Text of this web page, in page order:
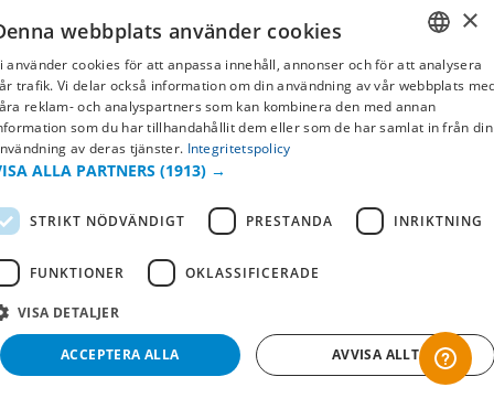
SWEDISH
FI
×
webbplats använder cookies
använder cookies för att anpassa innehåll, annonser och för att analysera
trafik. Vi delar också information om din användning av vår webbplats
reklam- och analyspartners som kan kombinera den med annan
som du har tillhandahållit dem eller som de har samlat in från din
av deras tjänster. Integritetspolicy
ALLA PARTNERS (1913) →
STRIKT NÖDVÄNDIGT PRESTANDA INRIKTNING
FUNKTIONER OKLASSIFICERADE
VISA DETALJER
ACCEPTERA ALLA AVVISA ALLT